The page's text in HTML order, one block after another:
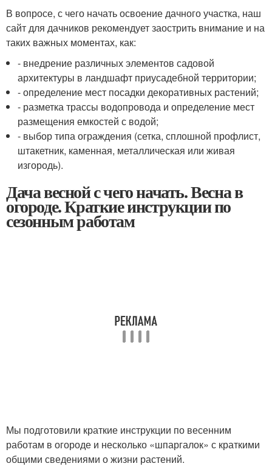
В вопросе, с чего начать освоение дачного участка, наш
сайт для дачников рекомендует заострить внимание и на
таких важных моментах, как:
- внедрение различных элементов садовой
архитектуры в ландшафт приусадебной территории;
- определение мест посадки декоративных растений;
- разметка трассы водопровода и определение мест
размещения емкостей с водой;
- выбор типа ограждения (сетка, сплошной профлист,
штакетник, каменная, металлическая или живая
изгородь).
Дача весной с чего начать. Весна в
огороде. Краткие инструкции по
сезонным работам
Мы подготовили краткие инструкции по весенним
работам в огороде и несколько «шпаргалок» с краткими
общими сведениями о жизни растений.